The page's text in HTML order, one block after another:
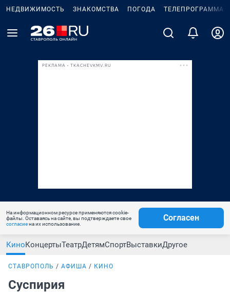
НЕДВИЖИМОСТЬ ЗНАКОМСТВА ПОГОДА ТЕЛЕПРОГРАММА
РЕКЛАМА • TKACHEVKMV.RU
На информационном ресурсе применяются cookie-
файлы. Оставаясь на сайте, вы подтверждаете свое
согласиена их использование.
Согласен
КиноКонцертыТеатрДетямСпортВыставкиДругое
СТАВРОПОЛЬ АФИША КИНО
Суспирия